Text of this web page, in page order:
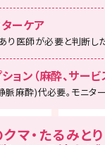
ーケア
り医師が必要と判断し
ョン（麻酔、サービ
麻酔)代必要。モニタ
マ・たるみとり